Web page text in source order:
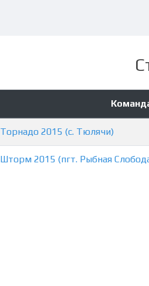
Торнадо 2015 (с. Тюлячи)
Шторм 2015 (пгт. Рыбная